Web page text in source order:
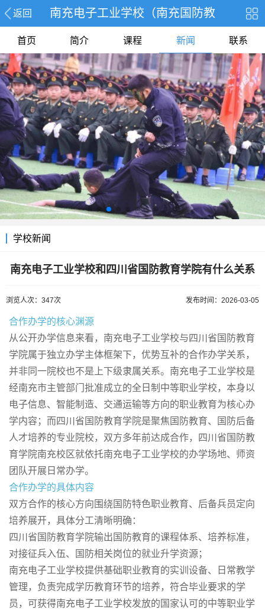
返回 南充电子工业学校（南充国防教
首页 简介 课程 新闻 联系
学校新闻
南充电子工业学校和四川省国防教育学院有什么关系
浏览人次：347次 发布时间：2026-03-05
合作办学的核心渊源
从公开办学信息来看，南充电子工业学校与四川省国防教育
学院属于独立办学主体框架下，优势互补的合作办学关系，
并非同一院校也不是上下级隶属关系。南充电子工业学校是
经南充市主管部门批准成立的全日制中等职业学校，本身以
电子信息、智能制造、交通运输等方向的职业教育为核心办
学内容；而四川省国防教育学院是聚焦国防教育、国防后备
人才培养的专业院校，双方多年前达成合作，四川省国防教
育学院南充校区就依托南充电子工业学校的办学场地、师资
团队开展日常办学。
合作办学的具体内容
双方合作的核心方向围绕国防特色职业教育、后备兵员定向
培养展开，具体分工清晰明确：
四川省国防教育学院输出国防教育的课程体系、培养标准，
对接征兵入伍、国防相关岗位的就业升学资源；
南充电子工业学校提供基础职业教育的实训设备、日常教学
管理，负责完成学历教育环节的培养，符合毕业要求的学
员，可获得南充电子工业学校发放的国家认可的中等职业学